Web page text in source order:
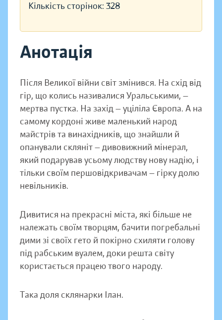
Кількість сторінок: 328
Анотація
Після Великої війни світ змінився. На схід від
гір, що колись називалися Уральськими, —
мертва пустка. На захід — уціліла Європа. А на
самому кордоні живе маленький народ
майстрів та винахідників, що знайшли й
опанували скляніт — дивовижний мінерал,
який подарував усьому людству нову надію, і
тільки своїм першовідкривачам — гірку долю
невільників.
Дивитися на прекрасні міста, які більше не
належать своїм творцям, бачити погребальні
дими зі своїх гето й покірно схиляти голову
під рабським вуалем, доки решта світу
користається працею твого народу.
Така доля склянарки Ілан.